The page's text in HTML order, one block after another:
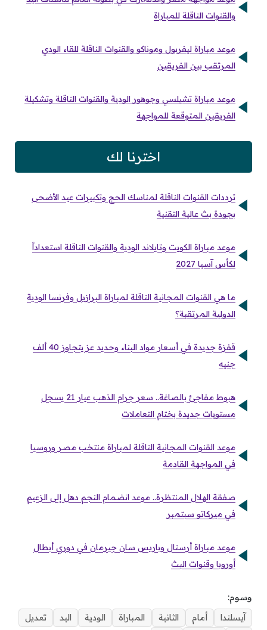
والقنوات الناقلة للمباراة
موعد مباراة ليفربول وموناكو والقنوات الناقلة للقاء الودي
المرتقب بين الفريقين
موعد مباراة تشيلسي وجوهور الودية والقنوات الناقلة وتشكيلة
الفريقين المتوقعة للمواجهة
اخترنا لك
ترددات القنوات الناقلة لمناسك الحج وتكبيرات عيد الأضحى
بجودة بث عالية التقنية
موعد مباراة الكويت وتايلاند الودية والقنوات الناقلة استعداداً
لكأس آسيا 2027
ما هي القنوات المجانية الناقلة لمباراة البرازيل وفرنسا الودية
الدولية المرتقبة؟
قفزة جديدة في أسعار مواد البناء وحديد عز يتجاوز 40 ألف
جنيه
هبوط مفاجئ بالصاغة.. سعر جرام الذهب عيار 21 يسجل
مستويات جديدة بختام التعاملات
موعد القنوات المجانية الناقلة لمباراة منتخب مصر وروسيا
في المواجهة القادمة
صفقة الهلال المنتظرة.. موعد انضمام النجم دهل إلى الزعيم
في ميركاتو سبتمبر
موعد مباراة أرسنال وباريس سان جيرمان في دوري أبطال
أوروبا وقنوات البث
وسوم:
آيسلندا
أمام الثانية المباراة الودية اليد
تعديل